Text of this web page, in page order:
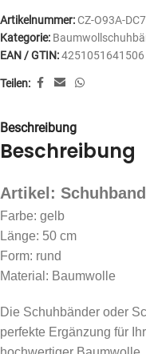
Artikelnummer:CZ-O93A-
Kategorie:
EAN / GTIN:4251051641506
Teilen:
Beschreibung
Beschreibung
Artikel: Schuhband
Farbe: gelb
Länge: 50 cm
Form: rund
Material: Baumwolle
Die Schuhbänder oder
perfekte Ergänzung für